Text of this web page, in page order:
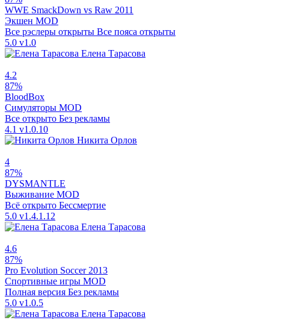
WWE SmackDown vs Raw 2011
Экшен MOD
Все рэслеры открыты Все пояса открыты
5.0 v1.0
Елена Тарасова
4.2
87%
BloodBox
Симуляторы MOD
Все открыто Без рекламы
4.1 v1.0.10
Никита Орлов
4
87%
DYSMANTLE
Выживание MOD
Всё открыто Бессмертие
5.0 v1.4.1.12
Елена Тарасова
4.6
87%
Pro Evolution Soccer 2013
Спортивные игры MOD
Полная версия Без рекламы
5.0 v1.0.5
Елена Тарасова